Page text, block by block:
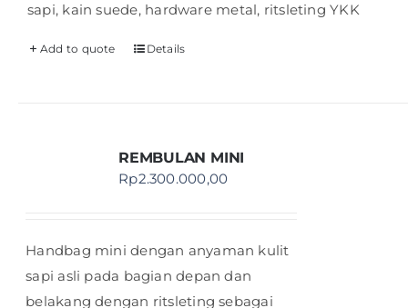
sapi, kain suede, hardware metal, ritsleting YKK
Add to quote Details
REMBULAN MINI
Rp2.300.000,00
Handbag mini dengan anyaman kulit
sapi asli pada bagian depan dan
belakang dengan ritsleting sebagai